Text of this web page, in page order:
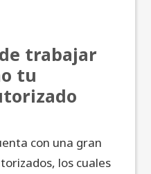
trabajar
tu
con una gran
los cuales